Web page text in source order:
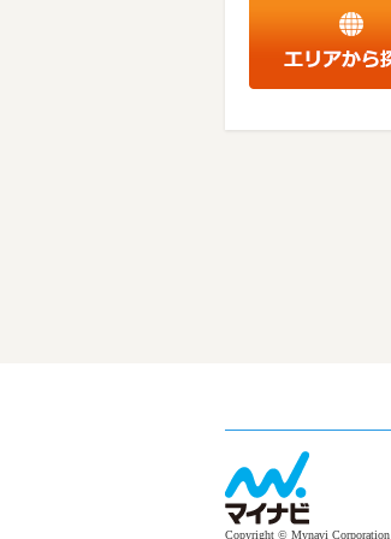
Copyright © Mynavi Corporation